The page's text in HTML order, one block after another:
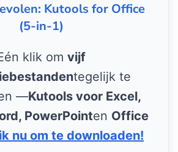
Kutools for Office
(5-in-1)
klik om vijf
tegelijk te
—Kutools voor Excel,
PowerPointen Office
nu om te downloaden!